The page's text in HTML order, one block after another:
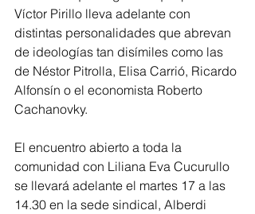
Víctor Pirillo lleva adelante con
distintas personalidades que abrevan
de ideologías tan disímiles como las
de Néstor Pitrolla, Elisa Carrió, Ricardo
Alfonsín o el economista Roberto
Cachanovky.
El encuentro abierto a toda la
comunidad con Liliana Eva Cucurullo
se llevará adelante el martes 17 a las
14.30 en la sede sindical, Alberdi